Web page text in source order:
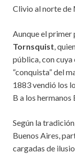
Clivio al norte de
Aunque el
Tornsquist ,
pública, con cuya
“conquista” del
1883 vendió los
B a los hermanos
Según la
Buenos Aires,
cargadas de